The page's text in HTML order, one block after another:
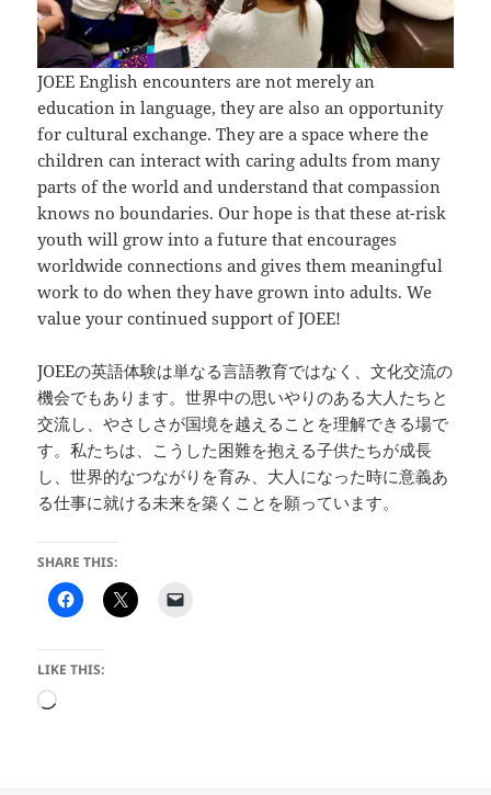
JOEE English encounters are not merely an
education in language, they are also an opportunity
for cultural exchange. They are a space where the
children can interact with caring adults from many
parts of the world and understand that compassion
knows no boundaries. Our hope is that these at-risk
youth will grow into a future that encourages
worldwide connections and gives them meaningful
work to do when they have grown into adults. We
value your continued support of JOEE!
JOEEの英語体験は単なる言語教育ではなく、文化交流の
機会でもあります。世界中の思いやりのある大人たちと
交流し、やさしさが国境を越えることを理解できる場で
す。私たちは、こうした困難を抱える子供たちが成長
し、世界的なつながりを育み、大人になった時に意義あ
る仕事に就ける未来を築くことを願っています。
SHARE THIS:
LIKE THIS:
Loading…